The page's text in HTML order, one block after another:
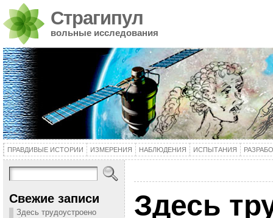
Страгипул
вольные исследования
ПРАВДИВЫЕ ИСТОРИИ ИЗМЕРЕНИЯ НАБЛЮДЕНИЯ ИСПЫТАНИЯ
Свежие записи
Здесь трудоустроено
Здесь